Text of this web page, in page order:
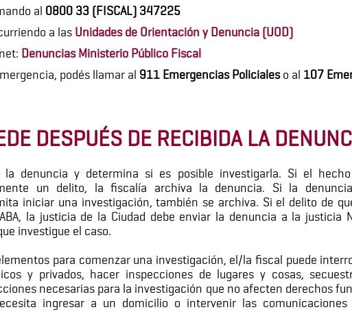
al 0800 33 (FISCAL) 347225
a las Unidades de Orientación y Denuncia (UOD)
DenunciasMinisterio Público Fiscal
podés llamar al 911 Emergencias Policialeso al 107
DESPUÉS DE RECIBIDA LA
la denuncia y determina si es posible investigarla. Si el
un delito, la fiscalía archiva la denuncia. Si la
iniciar una investigación, también se archiva. Si el delito de
la justicia de la Ciudad debe enviar la denuncia a la justicia
investigue el caso.
para comenzar una investigación, el/la fiscal puede
y privados, hacer inspecciones de lugares y cosas,
necesarias para la investigación que no afecten derechos
ingresar a un domicilio o intervenir las